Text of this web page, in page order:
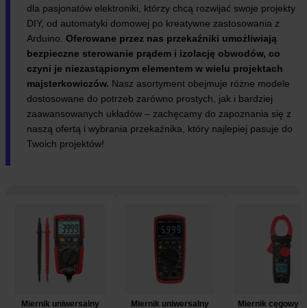
dla pasjonatów elektroniki, którzy chcą rozwijać swoje projekty
DIY, od automatyki domowej po kreatywne zastosowania z
Arduino. Oferowane przez nas przekaźniki umożliwiają
bezpieczne sterowanie prądem i izolację obwodów, co
czyni je niezastąpionym elementem w wielu projektach
majsterkowiczów. Nasz asortyment obejmuje różne modele
dostosowane do potrzeb zarówno prostych, jak i bardziej
zaawansowanych układów – zachęcamy do zapoznania się z
naszą ofertą i wybrania przekaźnika, który najlepiej pasuje do
Twoich projektów!
Miernik uniwersalny
Miernik uniwersalny
Miernik cęgowy